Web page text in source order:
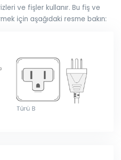
ve fişler kullanır. Bu fiş ve
için aşağıdaki resme bakın: